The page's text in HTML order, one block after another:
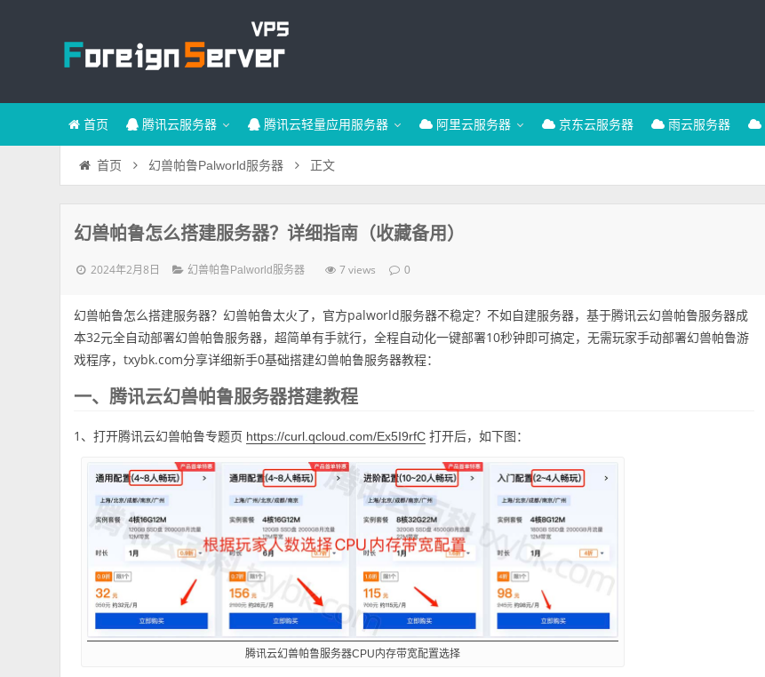
首页 腾讯云服务器 腾讯云轻量应用服务器 阿里云服务器 京东云服务器 雨云服务器
首页 幻兽帕鲁Palworld服务器 正文
幻兽帕鲁怎么搭建服务器？详细指南（收藏备用）
2024年2月8日 幻兽帕鲁Palworld服务器 7 views 0
幻兽帕鲁怎么搭建服务器？幻兽帕鲁太火了，官方palworld服务器不稳定？不如自建服务器，基于腾讯云幻兽帕鲁服务器成
本32元全自动部署幻兽帕鲁服务器，超简单有手就行，全程自动化一键部署10秒钟即可搞定，无需玩家手动部署幻兽帕鲁游
戏程序，txybk.com分享详细新手0基础搭建幻兽帕鲁服务器教程：
一、腾讯云幻兽帕鲁服务器搭建教程
1、打开腾讯云幻兽帕鲁专题页 https://curl.qcloud.com/Ex5I9rfC 打开后，如下图：
腾讯云幻兽帕鲁服务器CPU内存带宽配置选择